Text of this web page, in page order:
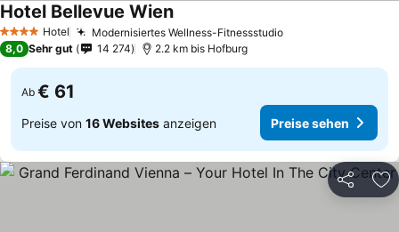
4 Sterne Hotel Modernisiertes Wellness-FitnessstudioPreise sehen
Hotel Bellevue WienPreise sehen
8,0 Sehr gut 14 274 2.2 km bis Hofburg
Ab € 61
Preise von 16 Websites anzeigen Preise sehen
Teilen